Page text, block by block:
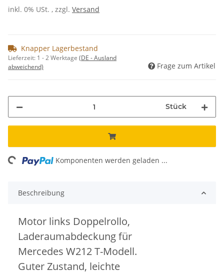
inkl. 0% USt. , zzgl. Versand
Knapper Lagerbestand
Lieferzeit: 1 - 2 Werktage (DE - Ausland
abweichend)
Frage zum Artikel
Stück
Komponenten werden geladen ...
Beschreibung
Motor links Doppelrollo,
Laderaumabdeckung für
Mercedes W212 T-Modell.
Guter Zustand, leichte